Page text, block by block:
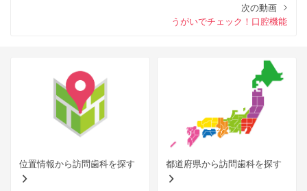
次の動画
うがいでチェック！口腔機能
位置情報から訪問歯科を探す 都道府県から訪問歯科を探す